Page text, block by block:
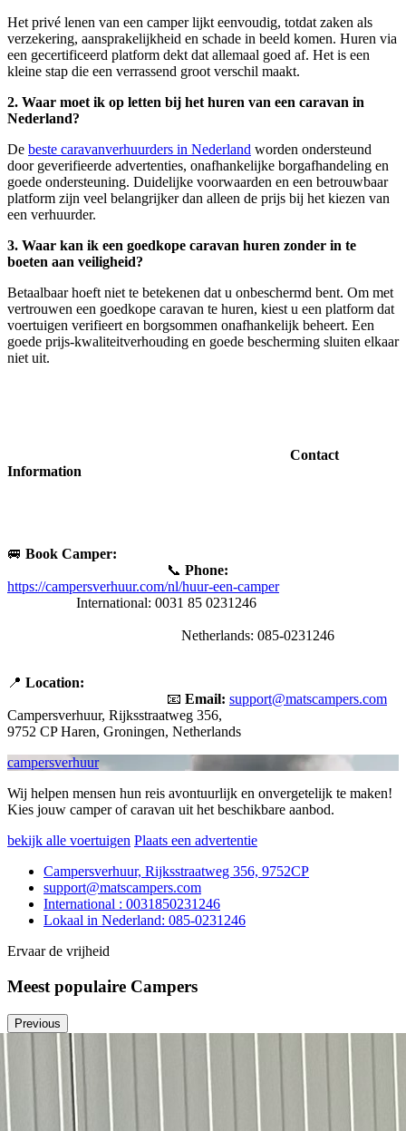
Het privé lenen van een camper lijkt eenvoudig, totdat zaken als
verzekering, aansprakelijkheid en schade in beeld komen. Huren via
een gecertificeerd platform dekt dat allemaal goed af. Het is een
kleine stap die een verrassend groot verschil maakt.
2. Waar moet ik op letten bij het huren van een caravan in
Nederland?
De beste caravanverhuurders in Nederland worden ondersteund
door geverifieerde advertenties, onafhankelijke borgafhandeling en
goede ondersteuning. Duidelijke voorwaarden en een betrouwbaar
platform zijn veel belangrijker dan alleen de prijs bij het kiezen van
een verhuurder.
3. Waar kan ik een goedkope caravan huren zonder in te
boeten aan veiligheid?
Betaalbaar hoeft niet te betekenen dat u onbeschermd bent. Om met
vertrouwen een goedkope caravan te huren, kiest u een platform dat
voertuigen verifieert en borgsommen onafhankelijk beheert. Een
goede prijs-kwaliteitverhouding en goede bescherming sluiten elkaar
niet uit.
Contact
Information
🚐 Book Camper:
📞 Phone:
https://campersverhuur.com/nl/huur-een-camper
International: 0031 85 0231246
Netherlands: 085-0231246
📍 Location:
📧 Email: support@matscampers.com
Campersverhuur, Rijksstraatweg 356,
9752 CP Haren, Groningen, Netherlands
campersverhuur
Wij helpen mensen hun reis avontuurlijk en onvergetelijk te maken!
Kies jouw camper of caravan uit het beschikbare aanbod.
bekijk alle voertuigen Plaats een advertentie
Campersverhuur, Rijksstraatweg 356, 9752CP
support@matscampers.com
International : 0031850231246
Lokaal in Nederland: 085-0231246
Ervaar de vrijheid
Meest populaire Campers
Previous